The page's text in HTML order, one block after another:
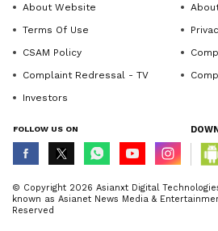
About Website
Terms Of Use
CSAM Policy
Complaint Redressal - TV
Investors
FOLLOW US ON
© Copyright 2026 Asianxt Digital
known as Asianet News Media &
Reserved